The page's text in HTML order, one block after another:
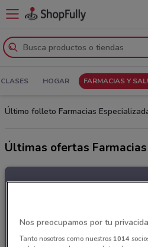
HOGAR FARMACIAS Y
Último folleto Farmacias
Últimas ofertas
Nos preocupamos por tu
Tanto nosotros como nuestros 1014